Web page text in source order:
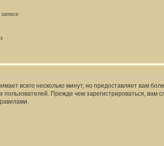
всего несколько минут, но предоставляет вам
Прежде чем зарегистрироваться, вам